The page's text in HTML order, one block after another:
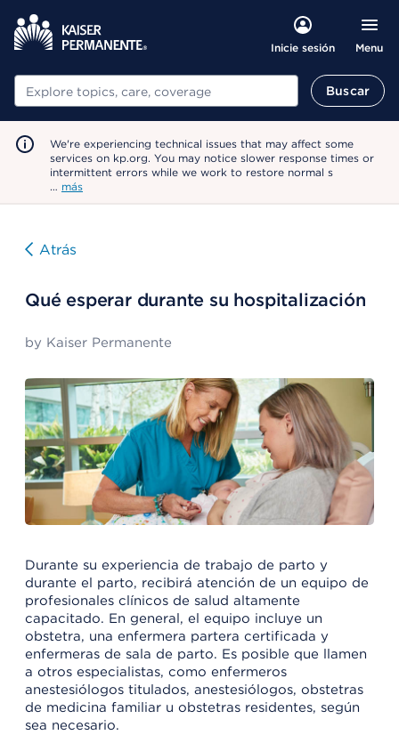
Inicie sesión Menu
Buscar Buscar
We're experiencing technical issues that may affect some
services on kp.org. You may notice slower response times or
intermittent errors while we work to restore normal s
… más
Atrás
Qué esperar durante su hospitalización
by Kaiser Permanente
Durante su experiencia de trabajo de parto y
durante el parto, recibirá atención de un equipo de
profesionales clínicos de salud altamente
capacitado. En general, el equipo incluye un
obstetra, una enfermera partera certificada y
enfermeras de sala de parto. Es posible que llamen
a otros especialistas, como enfermeros
anestesiólogos titulados, anestesiólogos, obstetras
de medicina familiar u obstetras residentes, según
sea necesario.